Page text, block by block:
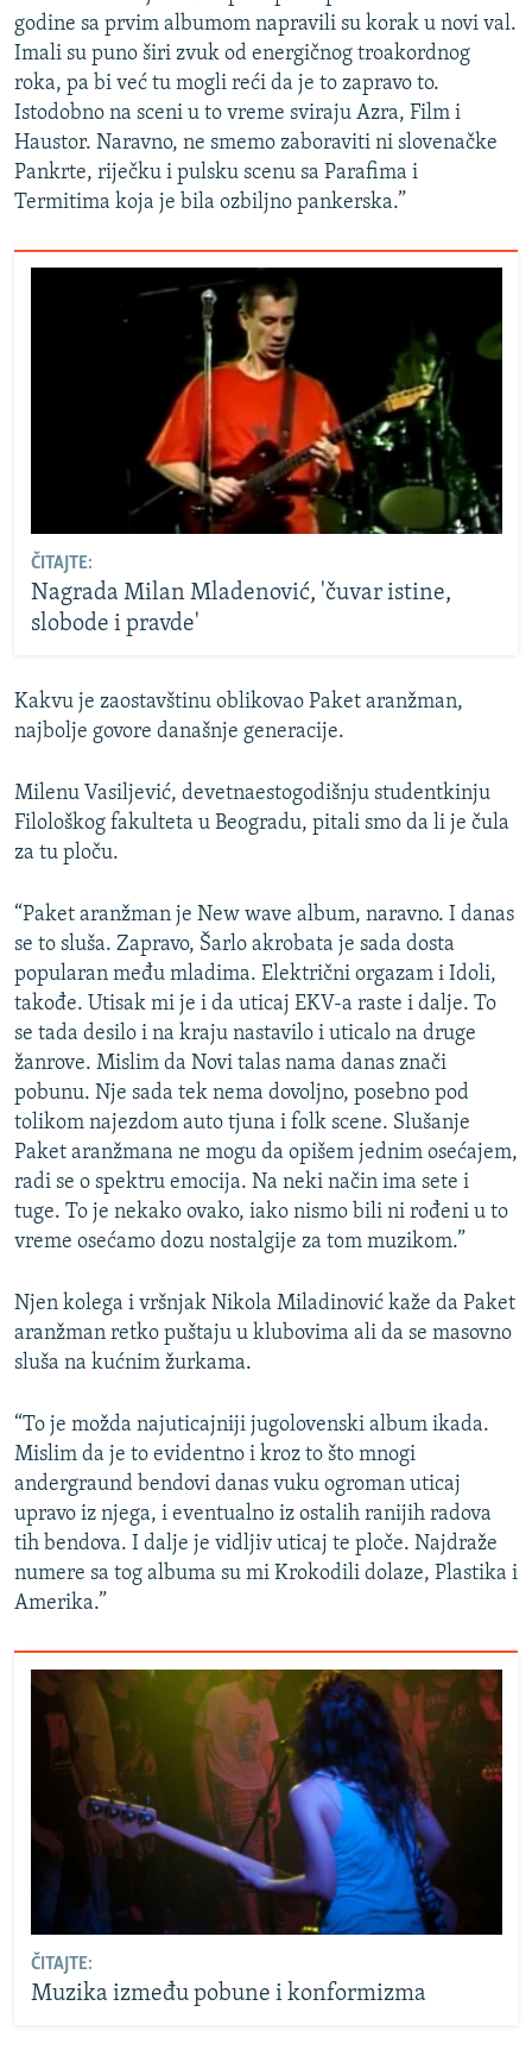
godine sa prvim albumom napravili su korak u novi val.
Imali su puno širi zvuk od energičnog troakordnog
roka, pa bi već tu mogli reći da je to zapravo to.
Istodobno na sceni u to vreme sviraju Azra, Film i
Haustor. Naravno, ne smemo zaboraviti ni slovenačke
Pankrte, riječku i pulsku scenu sa Parafima i
Termitima koja je bila ozbiljno pankerska.”
ČITAJTE:
Nagrada Milan Mladenović, 'čuvar istine,
slobode i pravde'
Kakvu je zaostavštinu oblikovao Paket aranžman,
najbolje govore današnje generacije.
Milenu Vasiljević, devetnaestogodišnju studentkinju
Filološkog fakulteta u Beogradu, pitali smo da li je čula
za tu ploču.
“Paket aranžman je New wave album, naravno. I danas
se to sluša. Zapravo, Šarlo akrobata je sada dosta
popularan među mladima. Električni orgazam i Idoli,
takođe. Utisak mi je i da uticaj EKV-a raste i dalje. To
se tada desilo i na kraju nastavilo i uticalo na druge
žanrove. Mislim da Novi talas nama danas znači
pobunu. Nje sada tek nema dovoljno, posebno pod
tolikom najezdom auto tjuna i folk scene. Slušanje
Paket aranžmana ne mogu da opišem jednim osećajem,
radi se o spektru emocija. Na neki način ima sete i
tuge. To je nekako ovako, iako nismo bili ni rođeni u to
vreme osećamo dozu nostalgije za tom muzikom.”
Njen kolega i vršnjak Nikola Miladinović kaže da Paket
aranžman retko puštaju u klubovima ali da se masovno
sluša na kućnim žurkama.
“To je možda najuticajniji jugolovenski album ikada.
Mislim da je to evidentno i kroz to što mnogi
andergraund bendovi danas vuku ogroman uticaj
upravo iz njega, i eventualno iz ostalih ranijih radova
tih bendova. I dalje je vidljiv uticaj te ploče. Najdraže
numere sa tog albuma su mi Krokodili dolaze, Plastika i
Amerika.”
ČITAJTE:
Muzika između pobune i konformizma